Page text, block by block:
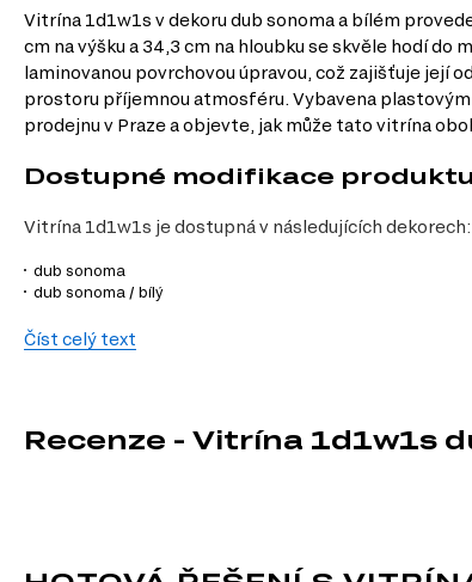
Vitrína 1d1w1s v dekoru dub sonoma a bílém
cm na výšku a 34,3 cm na hloubku se skvěle hodí
laminovanou povrchovou úpravou, což zajišťuje její
prostoru příjemnou atmosféru. Vybavena
prodejnu v Praze a objevte, jak může tato vitrína
Dostupné modifikace produktu
Vitrína 1d1w1s je dostupná v následujících dekorech:
dub sonoma
dub sonoma / bílý
Charakteristiky, vlastnosti a
Kvalitní materiály.
Vyrobena z dřevotřísky s laminovanou
Možnost osvětlení.
Osvětlení vitríny umožňuje efektivně
Tento produkt je součástí modulového systému
Číst celý text
Recenze - Vitrína 1d1w1s